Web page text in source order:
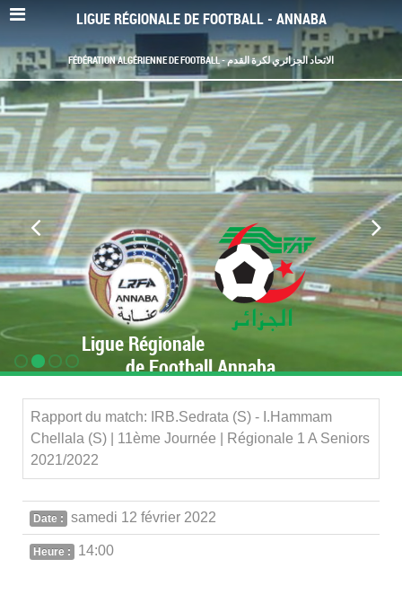
LIGUE RÉGIONALE DE FOOTBALL - ANNABA
FÉDÉRATION ALGÉRIENNE DE FOOTBALL - الاتحاد الجزائري لكرة القدم
Ligue Régionale
de Football Annaba
Rapport du match: IRB.Sedrata (S) - I.Hammam
Chellala (S) | 11ème Journée | Régionale 1 A Seniors
2021/2022
Date : samedi 12 février 2022
Heure : 14:00